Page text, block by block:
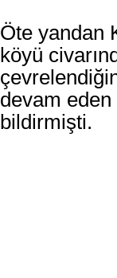
Öte yandan
köyü
devam
bildirmişti.